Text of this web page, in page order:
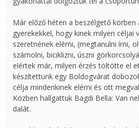
Már előző héten a beszélgető
gyerekekkel, hogy kinek milyen céljai
szeretnének elérni, (megtanulni írni,
számolni, biciklizni, úszni
elértek már, milyen érzés töltötte el
készítettünk egy Boldogvárat
célja mindenkinek elérni és ott
Közben hallgattuk Bagdi Bella: Van
dalát.